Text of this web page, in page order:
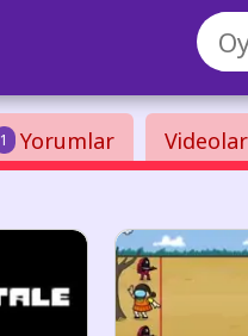
1 Yorumlar Videolar